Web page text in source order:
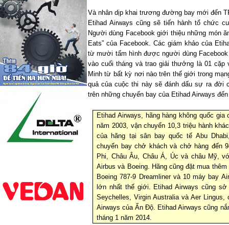
Và nhân dịp khai trương đường bay mới đến
Etihad Airways cũng sẽ tiến hành tổ chức
Người dùng Facebook giới thiệu những món
Eats” của Facebook. Các giám khảo của
từ mười tấm hình được người dùng Facebook
vào cuối tháng và trao giải thưởng là 01 cặp
Minh từ bất kỳ nơi nào trên thế giới trong
quả của cuộc thi này sẽ đánh dấu sự ra đời
trên những chuyến bay của Etihad Airways
Etihad Airways, hãng hàng không quốc
năm 2003, vận chuyển 10,3 triệu hành
của hãng tại sân bay quốc tế Abu
chuyến bay chở khách và chở hàng đến
Phi, Châu Âu, Châu Á, Úc và châu Mỹ,
Airbus và Boeing. Hãng cũng đặt mua
Boeing 787-9 Dreamliner và 10 máy bay
lớn nhất thế giới. Etihad Airways cũng
Seychelles, Virgin Australia và Aer
Airways của Ấn Độ. Etihad Airways cũng
tháng 1 năm 2014.